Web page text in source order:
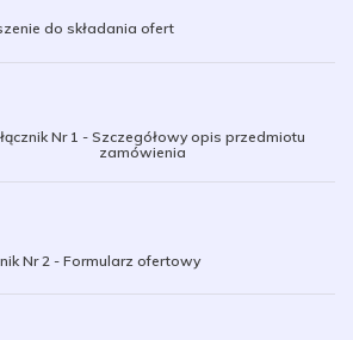
do składania ofert
Nr 1 - Szczegółowy opis przedmiotu
zamówienia
Nr 2 - Formularz ofertowy